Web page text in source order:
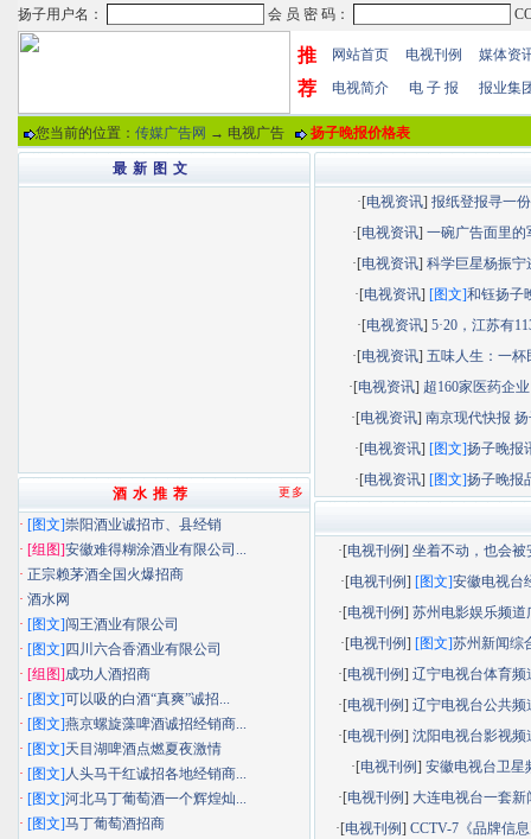
推
荐
网站首页 电视刊例
媒体资
电视简介
电 子 报 报业集
您当前的位置： 传媒广告网 → 电视广告 扬子晚报价格表
·[电视资讯] 报纸登报寻一份
·[电视资讯]一碗广告面里的
·[电视资讯]科学巨星杨振宁
·[电视资讯] [图文]和钰扬子
·[电视资讯]5·20，江苏有
·[电视资讯]五味人生：一杯
·[电视资讯] 超160家医药企
·[电视资讯] 南京现代快报 扬
·[电视资讯] [图文]扬子晚报
·[电视资讯] [图文]扬子晚报
·[电视刊例]坐着不动，也会被
·[电视刊例] [图文]安徽电视台
·[电视刊例]苏州电影娱乐频道
·[电视刊例] [图文]苏州新闻综
·[电视刊例]辽宁电视台体育频
·[电视刊例]辽宁电视台公共频
·[电视刊例]沈阳电视台影视频
·[电视刊例] 安徽电视台卫星
·[电视刊例] 大连电视台一套新
·[电视刊例] CCTV-7《品牌信
最 新 图 文
更多
酒 水 推 荐
· [图文]崇阳酒业诚招市、县经销
· [组图]安徽难得糊涂酒业有限公司...
· 正宗赖茅酒全国火爆招商
· 酒水网
· [图文]闯王酒业有限公司
· [图文] 四川六合香酒业有限公司
· [组图]成功人酒招商
· [图文]可以吸的白酒“真爽”诚招...
· [图文]燕京螺旋藻啤酒诚招经销商...
· [图文]天目湖啤酒点燃夏夜激情
· [图文] 人头马干红诚招各地经销商...
· [图文]河北马丁葡萄酒一个辉煌灿...
· [图文]马丁葡萄酒招商